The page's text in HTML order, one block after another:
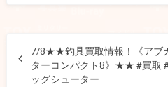
7/8★★釣具買取情報！《アブ
ターコンパクト8》★★ #買取
ッグシューター